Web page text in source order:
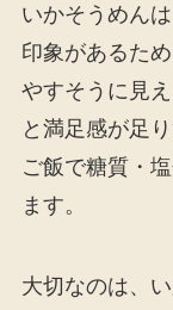
いかそうめん
印象があるた
やすそうに見
と満足感が足
ご飯で糖質・
ます。
大切なのは、